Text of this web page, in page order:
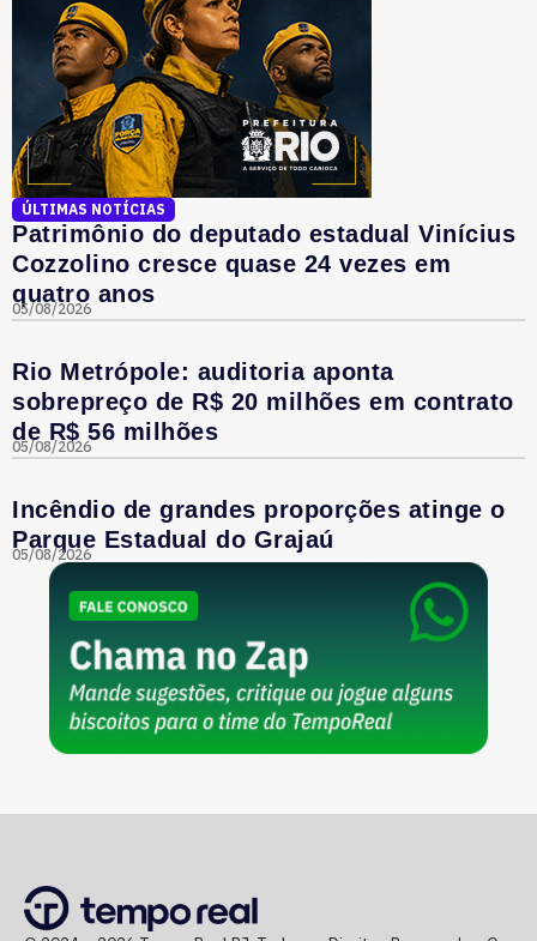
ÚLTIMAS NOTÍCIAS
Patrimônio do deputado estadual Vinícius
Cozzolino cresce quase 24 vezes em
quatro anos
05/08/2026
Rio Metrópole: auditoria aponta
sobrepreço de R$ 20 milhões em contrato
de R$ 56 milhões
05/08/2026
Incêndio de grandes proporções atinge o
Parque Estadual do Grajaú
05/08/2026